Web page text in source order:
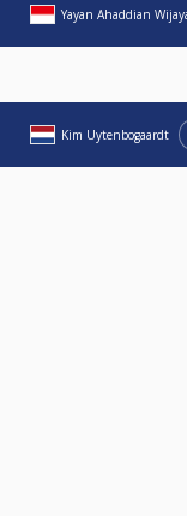
Yayan Ahaddian
Kim Uytenbogaardt